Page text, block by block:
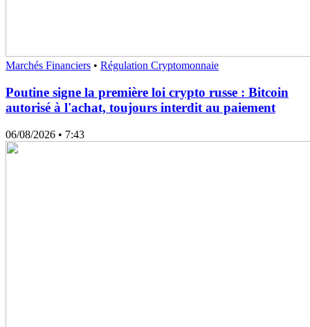
Marchés Financiers • Régulation Cryptomonnaie
Poutine signe la première loi crypto russe : Bitcoin
autorisé à l'achat, toujours interdit au paiement
06/08/2026 • 7:43